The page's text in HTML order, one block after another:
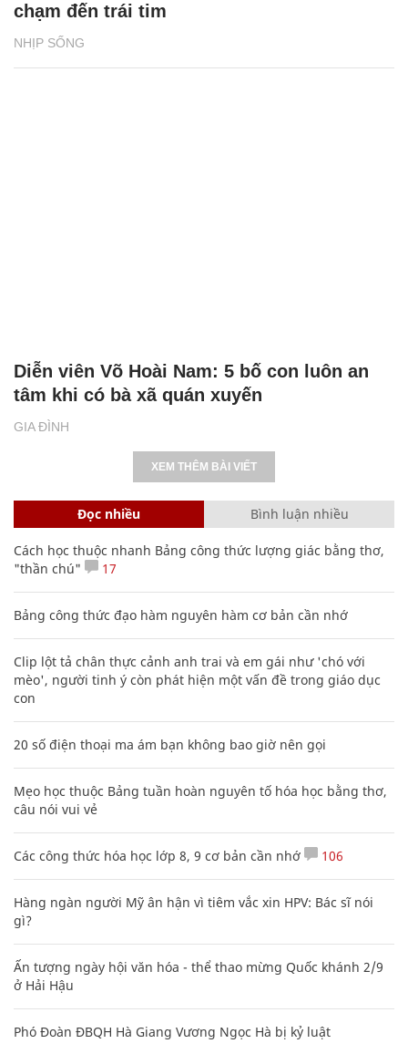
NHỊP SỐNG
chạm đến trái tim
GIA ĐÌNH
Diễn viên Võ Hoài Nam: 5 bố con luôn an
tâm khi có bà xã quán xuyến
XEM THÊM BÀI VIẾT
Đọc nhiều Bình luận nhiều
Cách học thuộc nhanh Bảng công thức lượng giác bằng thơ,
"thần chú"
17
Bảng công thức đạo hàm nguyên hàm cơ bản cần nhớ
Clip lột tả chân thực cảnh anh trai và em gái như 'chó với
mèo', người tinh ý còn phát hiện một vấn đề trong giáo dục
con
20 số điện thoại ma ám bạn không bao giờ nên gọi
Mẹo học thuộc Bảng tuần hoàn nguyên tố hóa học bằng thơ,
câu nói vui vẻ
Các công thức hóa học lớp 8, 9 cơ bản cần nhớ 106
Hàng ngàn người Mỹ ân hận vì tiêm vắc xin HPV: Bác sĩ nói
gì?
Ấn tượng ngày hội văn hóa - thể thao mừng Quốc khánh 2/9
ở Hải Hậu
Phó Đoàn ĐBQH Hà Giang Vương Ngọc Hà bị kỷ luật